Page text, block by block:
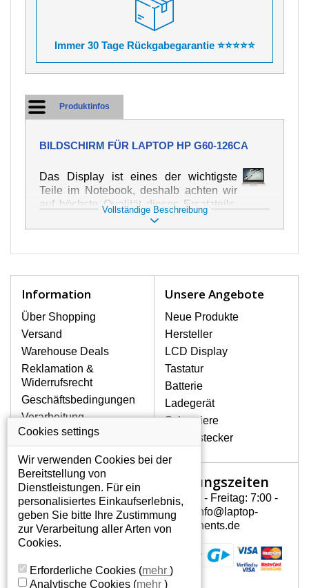
Immer 30 Tage Rückgabegarantie ⭐⭐⭐⭐⭐
Produktinfos
BILDSCHIRM FÜR LAPTOP HP G60-126CA
Das Display ist eines der wichtigste
Teile im Notebook, deshalb achten wir
auf höchste Qualität dieses Ersatzteils.
Er dient zur Darstellung von Texten und
Bildern in verschiedener Form. Zu
Notebook höchst vorsichtig umzugehen.
gehören mechanische Schäden, z. B.
ein geborstenes Display oder Risse.
Ferner senkrechte Streifen, das Display
ist ungleichmäßig hell.
LCD DISPLAYS HP G60-126CA
VON HÖCHSTER QUALITÄT!
Auf Lager halten wir nur
Originaldisplays, die die hohe
Qualitätsklasse A+ erfüllen, also ohne
mangelhafte Pixel, und zwar über die
gesamte Garantiezeit. Zum Beispiel
von den globalen Herstellern AUO,
Chi-Mei, Toshiba, Hannstar,
Chunghwa, Samsung, LG Phillips und
Sharp.
WIE KÖNNEN SIE FESTSTELLEN,
WELCHES DISPLAY SIE FÜR IHREN
Vollständige Beschreibung
Information
Über Shopping
Versand
Warehouse Deals
Reklamation &
Widerrufsrecht
Geschäftsbedingungen
Verarbeitung
personenbezogener
Daten
Über uns - Impressum
Unsere Angebote
Neue Produkte
Hersteller
LCD Display
Tastatur
Batterie
Ladegerät
Scharniere
Gerätestecker
Mein Konto
Mein Konto
Persönliche Daten
Addressen
Öffnungszeiten
Montag - Freitag: 7:00 -
15:30 info@laptop-
components.de
Cookies settings
Wir verwenden Cookies bei der
Bereitstellung von
Dienstleistungen. Für ein
personalisiertes Einkaufserlebnis,
geben Sie bitte Ihre Zustimmung
zur Verarbeitung aller Arten von
Cookies.
Erforderliche Cookies (mehr )
Analytische Cookies (mehr )